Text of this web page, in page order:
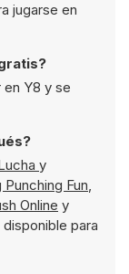
jugarse en
en Y8 y se
y
Punching Fun,
Online y
para